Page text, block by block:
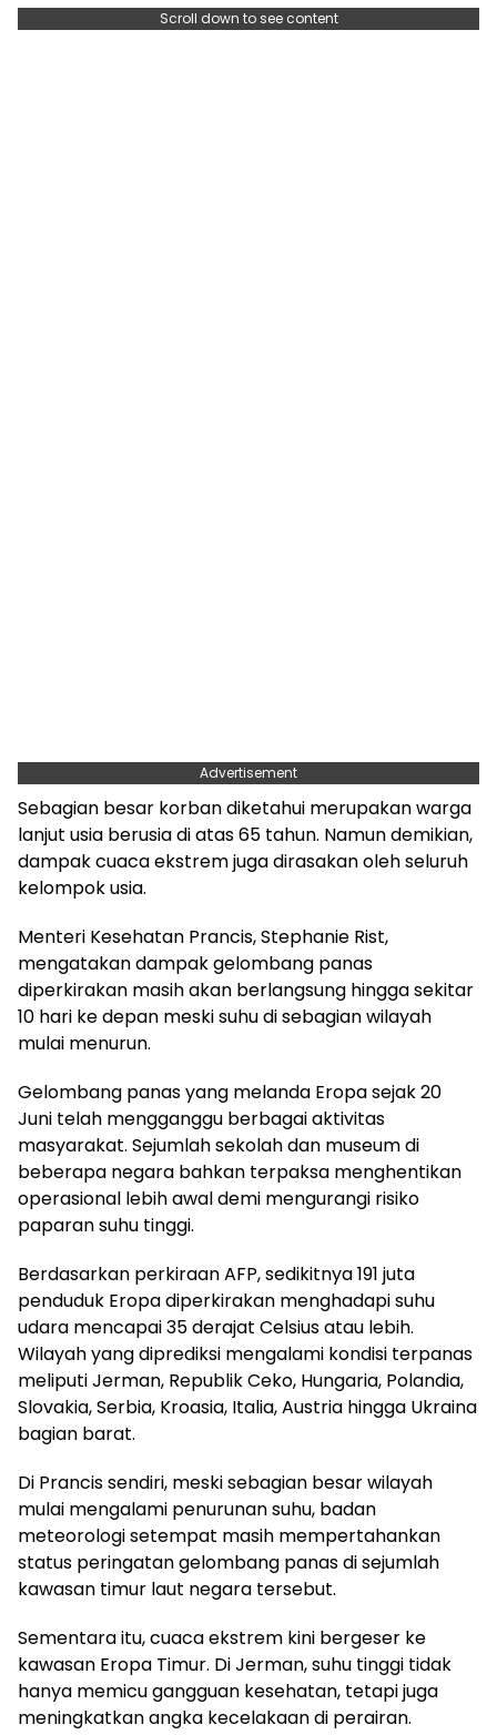
Scroll down to see content
Advertisement
Sebagian besar korban diketahui merupakan warga
lanjut usia berusia di atas 65 tahun. Namun demikian,
dampak cuaca ekstrem juga dirasakan oleh seluruh
kelompok usia.
Menteri Kesehatan Prancis, Stephanie Rist,
mengatakan dampak gelombang panas
diperkirakan masih akan berlangsung hingga sekitar
10 hari ke depan meski suhu di sebagian wilayah
mulai menurun.
Gelombang panas yang melanda Eropa sejak 20
Juni telah mengganggu berbagai aktivitas
masyarakat. Sejumlah sekolah dan museum di
beberapa negara bahkan terpaksa menghentikan
operasional lebih awal demi mengurangi risiko
paparan suhu tinggi.
Berdasarkan perkiraan AFP, sedikitnya 191 juta
penduduk Eropa diperkirakan menghadapi suhu
udara mencapai 35 derajat Celsius atau lebih.
Wilayah yang diprediksi mengalami kondisi terpanas
meliputi Jerman, Republik Ceko, Hungaria, Polandia,
Slovakia, Serbia, Kroasia, Italia, Austria hingga Ukraina
bagian barat.
Di Prancis sendiri, meski sebagian besar wilayah
mulai mengalami penurunan suhu, badan
meteorologi setempat masih mempertahankan
status peringatan gelombang panas di sejumlah
kawasan timur laut negara tersebut.
Sementara itu, cuaca ekstrem kini bergeser ke
kawasan Eropa Timur. Di Jerman, suhu tinggi tidak
hanya memicu gangguan kesehatan, tetapi juga
meningkatkan angka kecelakaan di perairan.